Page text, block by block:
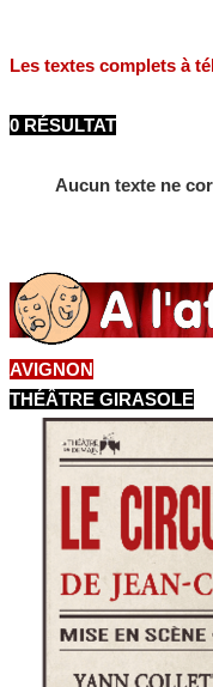
Les textes complets à
0 RÉSULTAT
Aucun texte ne
AVIGNON
THÉÂTRE GIRASOLE